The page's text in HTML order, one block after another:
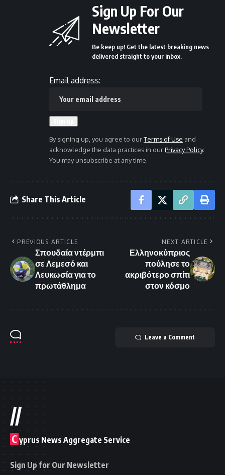
Sign Up For Our
Newsletter
Be keep up! Get the latest breaking news
delivered straight to your inbox.
Email address:
By signing up, you agree to ourTerms of Use and
acknowledge the data practices in ourPrivacy Policy.
You may unsubscribe at any time.
Share This Article
PREVIOUS ARTICLE
Σπουδαία ντέρμπι
σε Λεμεσό και
Λευκωσία για το
πρωτάθλημα
NEXT ARTICLE
Ελληνοκύπριος
πούλησε το
ακριβότερο σπίτι
στον κόσμο
Leave a Comment
//
C yprus News Aggregate Service
Sign Up for Our Newsletter